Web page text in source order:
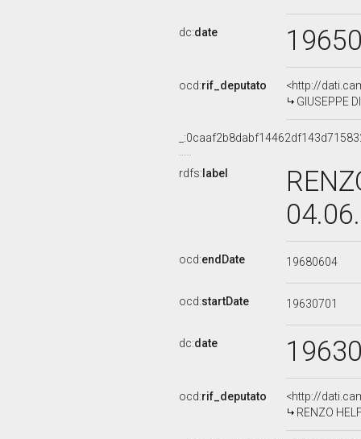
dc:date
ocd:rif_deputato
<http://
GIUSEPPE
rdfs: label
ocd:endDate 19680604
ocd:startDate 19630701
dc:date
ocd:rif_deputato
<http://
RENZO